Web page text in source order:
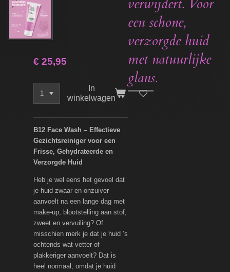
verwijdert. Voor
een schone,
verzorgde huid
met natuurlijke
glans.
€ 25,95
In
winkelwagen
B12 Face Wash – Effectieve
Gezichtsreiniger voor een
Frisse, Gehydrateerde en
Verzorgde Huid
Heb je wel eens het gevoel dat
je huid zwaar en onzuiver
aanvoelt na een lange dag met
make-up, blootstelling aan stof,
zweet en vervuiling? Of
misschien merk je dat je huid ’s
ochtends wat vetter of
plakkeriger aanvoelt? Dat is
heel normaal, omdat je huid